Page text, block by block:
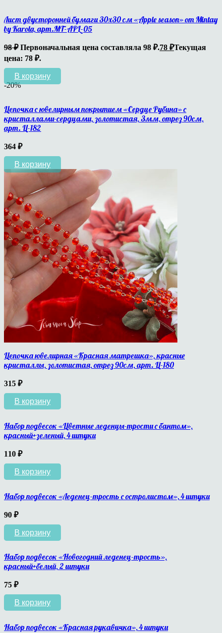
Лист двусторонней бумаги 30х30 см «Apple season» от Mintay
by Karola, арт.MT-APL-05
98₽ Первоначальная цена составляла 98 ₽.78 ₽Текущая
цена: 78 ₽.
В корзину
-20%
Цепочка с ювелирным покрытием «Сердце Рубина» с
кристаллами-сердцами, золотистая, 3мм, отрез 90см,
арт. Ц-182
364 ₽
В корзину
Цепочка ювелирная «Красная матрешка», красные
кристаллы, золотистая, отрез 90см, арт. Ц-180
315 ₽
В корзину
Набор подвесок «Цветные леденцы-трости с бантом»,
красный+зеленый, 4 штуки
110 ₽
В корзину
Набор подвесок «Леденец-трость с остролистом», 4 штуки
90 ₽
В корзину
Набор подвесок «Новогодний леденец-трость»,
красный+белый, 2 штуки
75 ₽
В корзину
Набор подвесок «Красная рукавичка», 4 штуки